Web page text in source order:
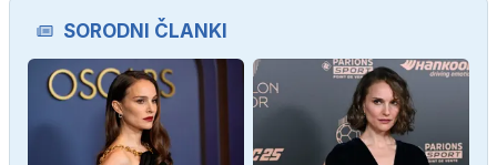
SORODNI ČLANKI